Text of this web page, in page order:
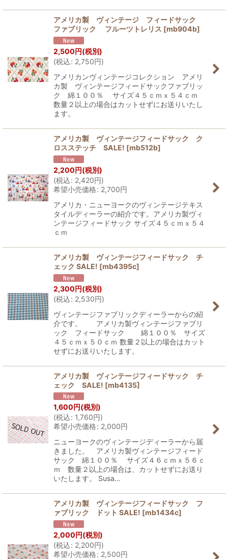
アメリカ製 ヴィンテージ フィードサック
ファブリック フルーツトレリス [mb904b]
2,500円(税別)
(税込: 2,750円)
アメリカンヴィンテージコレクション アメリ
カ製 ヴィンテージフィードサックファブリッ
ク 綿１００％ サイズ４５ｃｍｘ５４ｃｍ
数量２以上の場合はカットせずにお送りいたし
ます。
アメリカ製 ヴィンテージフィードサック ク
ロスステッチ SALE! [mb512b]
2,200円(税別)
(税込: 2,420円)
希望小売価格: 2,700円
アメリカ・ニューヨークのヴィンテージテキス
タイルディーラーの紹介です。アメリカ製ヴィ
ンテージフィードサック サイズ４５ｃｍｘ５４
ｃｍ
アメリカ製 ヴィンテージフィードサック チ
ェック SALE! [mb4395c]
2,300円(税別)
(税込: 2,530円)
ヴィンテージファブリックディーラーからの紹
介です。 アメリカ製ヴィンテージファブリ
ック フィードサック 綿１００％ サイズ
４５ｃｍｘ５０ｃｍ 数量２以上の場合はカット
せずにお送りいたします。
アメリカ製 ヴィンテージフィードサック チ
ェック SALE! [mb4135]
1,600円(税別)
(税込: 1,760円)
希望小売価格: 2,000円
ニューヨークのヴィンテージディーラーから届
きました。 アメリカ製ヴィンテージフィード
サック 綿１００％ サイズ４６ｃｍｘ５６ｃ
ｍ 数量２以上の場合は、カットせずにお送り
いたします。 Susa…
アメリカ製 ヴィンテージフィードサック フ
ァブリック ドット SALE! [mb1434c]
2,000円(税別)
(税込: 2,200円)
希望小売価格: 2,500円